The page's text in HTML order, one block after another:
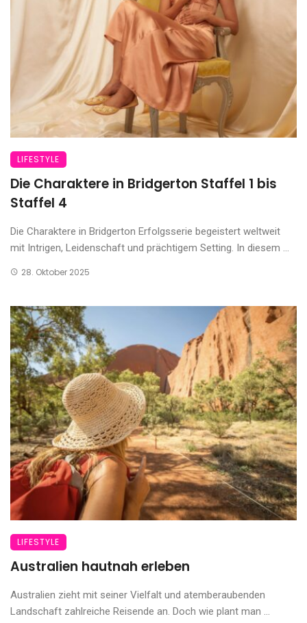
LIFESTYLE
Die Charaktere in Bridgerton Staffel 1 bis
Staffel 4
Die Charaktere in Bridgerton Erfolgsserie begeistert weltweit
mit Intrigen, Leidenschaft und prächtigem Setting. In diesem ...
28. Oktober 2025
LIFESTYLE
Australien hautnah erleben
Australien zieht mit seiner Vielfalt und atemberaubenden
Landschaft zahlreiche Reisende an. Doch wie plant man ...